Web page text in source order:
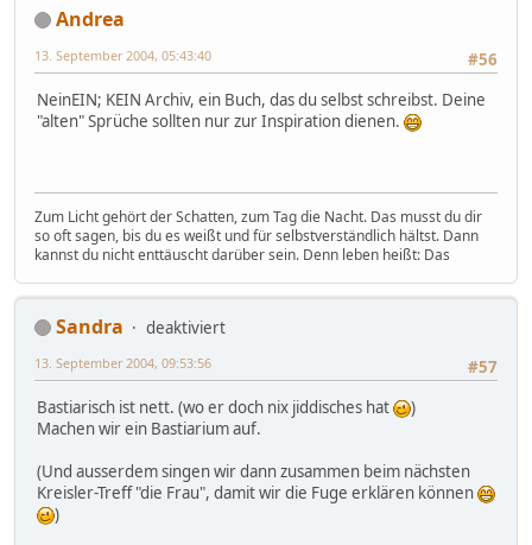
Andrea
#56
13. September 2004, 05:43:40
NeinEIN; KEIN Archiv, ein Buch, das du selbst schreibst. Deine
"alten" Sprüche sollten nur zur Inspiration dienen.
Zum Licht gehört der Schatten, zum Tag die Nacht. Das musst du dir
so oft sagen, bis du es weißt und für selbstverständlich hältst. Dann
kannst du nicht enttäuscht darüber sein. Denn leben heißt: Das
Sandra
deaktiviert
#57
13. September 2004, 09:53:56
Bastiarisch ist nett. (wo er doch nix jiddisches hat
)
Machen wir ein Bastiarium auf.
(Und ausserdem singen wir dann zusammen beim nächsten
Kreisler-Treff "die Frau", damit wir die Fuge erklären können
)